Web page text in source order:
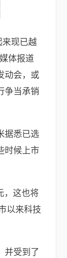
来现已越
体报道
动会，或
争当承销
据悉已选
时候上市
，这也将
以来科技
并受到了